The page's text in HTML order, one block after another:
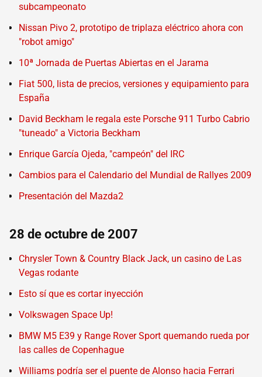
subcampeonato
Nissan Pivo 2, prototipo de triplaza eléctrico ahora con
"robot amigo"
10ª Jornada de Puertas Abiertas en el Jarama
Fiat 500, lista de precios, versiones y equipamiento para
España
David Beckham le regala este Porsche 911 Turbo Cabrio
"tuneado" a Victoria Beckham
Enrique García Ojeda, "campeón" del IRC
Cambios para el Calendario del Mundial de Rallyes 2009
Presentación del Mazda2
28 de octubre de 2007
Chrysler Town & Country Black Jack, un casino de Las
Vegas rodante
Esto sí que es cortar inyección
Volkswagen Space Up!
BMW M5 E39 y Range Rover Sport quemando rueda por
las calles de Copenhague
Williams podría ser el puente de Alonso hacia Ferrari